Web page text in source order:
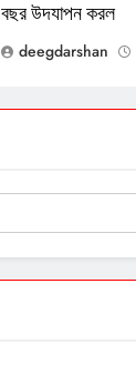
বছর উদযাপন করল
deegdarshan